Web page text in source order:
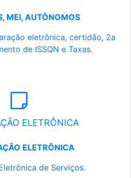
MEI, AUTÔNOMOS
eletrônica, certidão, 2a
de ISSQN e Taxas.
ELETRÔNICA
ELETRÔNICA
de Serviços.